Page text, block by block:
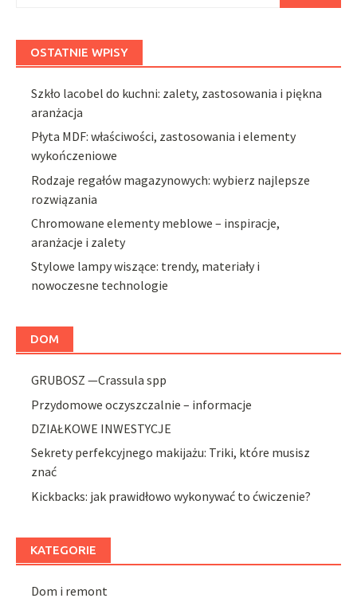
OSTATNIE WPISY
Szkło lacobel do kuchni: zalety, zastosowania i piękna
aranżacja
Płyta MDF: właściwości, zastosowania i elementy
wykończeniowe
Rodzaje regałów magazynowych: wybierz najlepsze
rozwiązania
Chromowane elementy meblowe – inspiracje,
aranżacje i zalety
Stylowe lampy wiszące: trendy, materiały i
nowoczesne technologie
DOM
GRUBOSZ —Crassula spp
Przydomowe oczyszczalnie – informacje
DZIAŁKOWE INWESTYCJE
Sekrety perfekcyjnego makijażu: Triki, które musisz
znać
Kickbacks: jak prawidłowo wykonywać to ćwiczenie?
KATEGORIE
Dom i remont